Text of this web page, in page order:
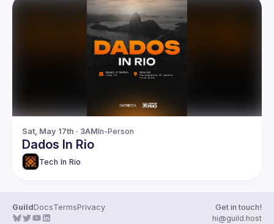
Sat, May 17th · 3AMIn-Person
Dados In Rio
Tech In Rio
GuildDocsTermsPrivacy
Get in touch!
hi@guild.host